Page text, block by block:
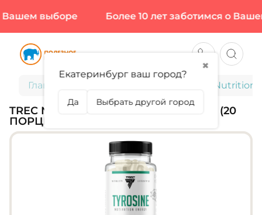
выборе Более 10 лет заботимся о
Главная Trec
TREC NUTRITION, TYROSINE, 60 КАПС (20
ПОРЦИЙ)
✖
Екатеринбург ваш город?
Да Выбрать другой город